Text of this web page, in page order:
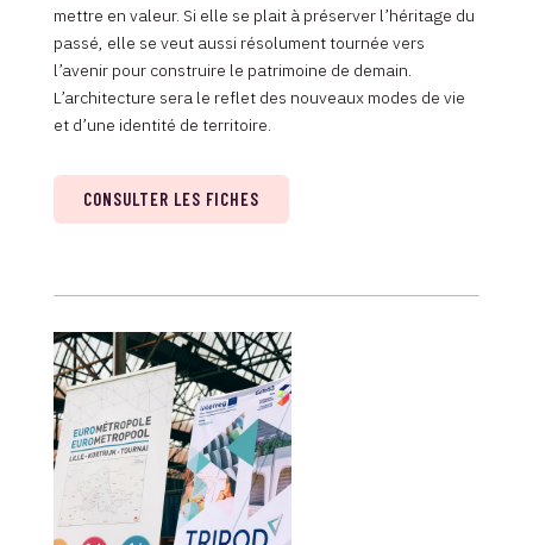
mettre en valeur. Si elle se plait à préserver l’héritage du
passé, elle se veut aussi résolument tournée vers
l’avenir pour construire le patrimoine de demain.
L’architecture sera le reflet des nouveaux modes de vie
et d’une identité de territoire.
CONSULTER LES FICHES